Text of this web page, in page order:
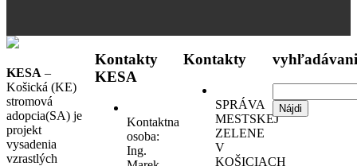
KESA –
Košická (KE)
stromová
adopcia(SA) je
projekt
vysadenia
vzrastlých
Kontakty
KESA
Kontaktna
osoba:
Ing.
Kontakty
SPRÁVA
MESTSKEJ
ZELENE
V
KOŠICIACH